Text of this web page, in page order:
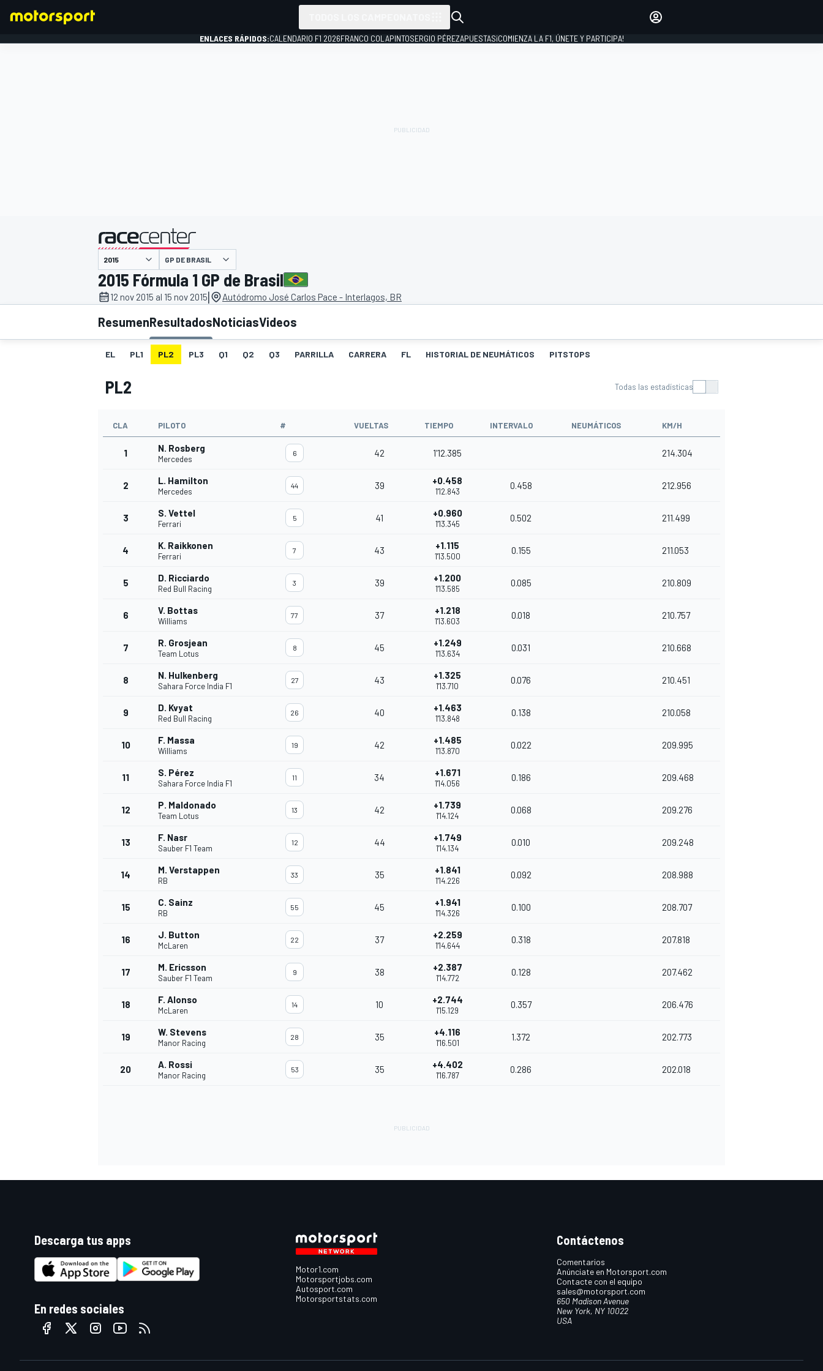
INDYCAR
FÓRMULA E
INICIAR SESIÓN
ENLACES RÁPIDOS:CALENDARIO F1 2026FRANCO COLAPINTOSERGIO PÉREZAPUESTAS¡COMIENZA LA F1, ÚNETE Y PARTICIPA!
presentado por
GP DE BRASIL
2015 Fórmula 1 GP de Brasil
12 nov 2015 al 15 nov 2015| Autódromo José Carlos Pace - Interlagos, BR
ResumenResultadosNoticiasVideos
EL PL1 PL2 PL3 Q1 Q2 Q3 PARRILLA CARRERA FL HISTORIAL DE NEUMÁTICOS PITSTOPS
PL2 Todas las estadísticas
CLA PILOTO # VUELTAS TIEMPO INTERVALO NEUMÁTICOS KM/H
1 N. Rosberg
Mercedes
6 42 1'12.385 214.304
2 L. Hamilton
Mercedes
44 39 +0.458
1'12.843
0.458 212.956
3 S. Vettel
Ferrari
5 41 +0.960
1'13.345
0.502 211.499
4 K. Raikkonen
Ferrari
7 43 +1.115
1'13.500
0.155 211.053
5 D. Ricciardo
Red Bull Racing
3 39 +1.200
1'13.585
0.085 210.809
6 V. Bottas
Williams
77 37 +1.218
1'13.603
0.018 210.757
7 R. Grosjean
Team Lotus
8 45 +1.249
1'13.634
0.031 210.668
8 N. Hulkenberg
Sahara Force India F1
27 43 +1.325
1'13.710
0.076 210.451
9 D. Kvyat
Red Bull Racing
26 40 +1.463
1'13.848
0.138 210.058
10 F. Massa
Williams
19 42 +1.485
1'13.870
0.022 209.995
11 S. Pérez
Sahara Force India F1
11 34 +1.671
1'14.056
0.186 209.468
12 P. Maldonado
Team Lotus
13 42 +1.739
1'14.124
0.068 209.276
13 F. Nasr
Sauber F1 Team
12 44 +1.749
1'14.134
0.010 209.248
14 M. Verstappen
RB
33 35 +1.841
1'14.226
0.092 208.988
15 C. Sainz
RB
55 45 +1.941
1'14.326
0.100 208.707
16 J. Button
McLaren
22 37 +2.259
1'14.644
0.318 207.818
17 M. Ericsson
Sauber F1 Team
9 38 +2.387
1'14.772
0.128 207.462
18 F. Alonso
McLaren
14 10 +2.744
1'15.129
0.357 206.476
19 W. Stevens
Manor Racing
28 35 +4.116
1'16.501
1.372 202.773
20 A. Rossi
Manor Racing
53 35 +4.402
1'16.787
0.286 202.018
Descarga tus apps
En redes sociales
Motor1.com
Motorsportjobs.com
Autosport.com
Motorsportstats.com
Contáctenos
Comentarios
Anúnciate en Motorsport.com
Contacte con el equipo
sales@motorsport.com
650 Madison Avenue
New York, NY 10022
USA